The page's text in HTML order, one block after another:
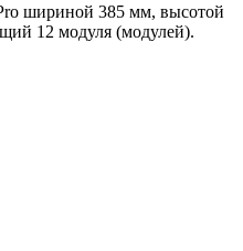
шириной 385 мм, высотой
12 модуля (модулей).